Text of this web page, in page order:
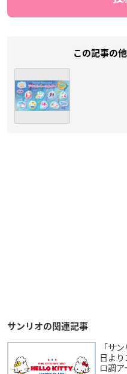
この記事の
サンリオの関連記事
「サ
日よ
ロ調